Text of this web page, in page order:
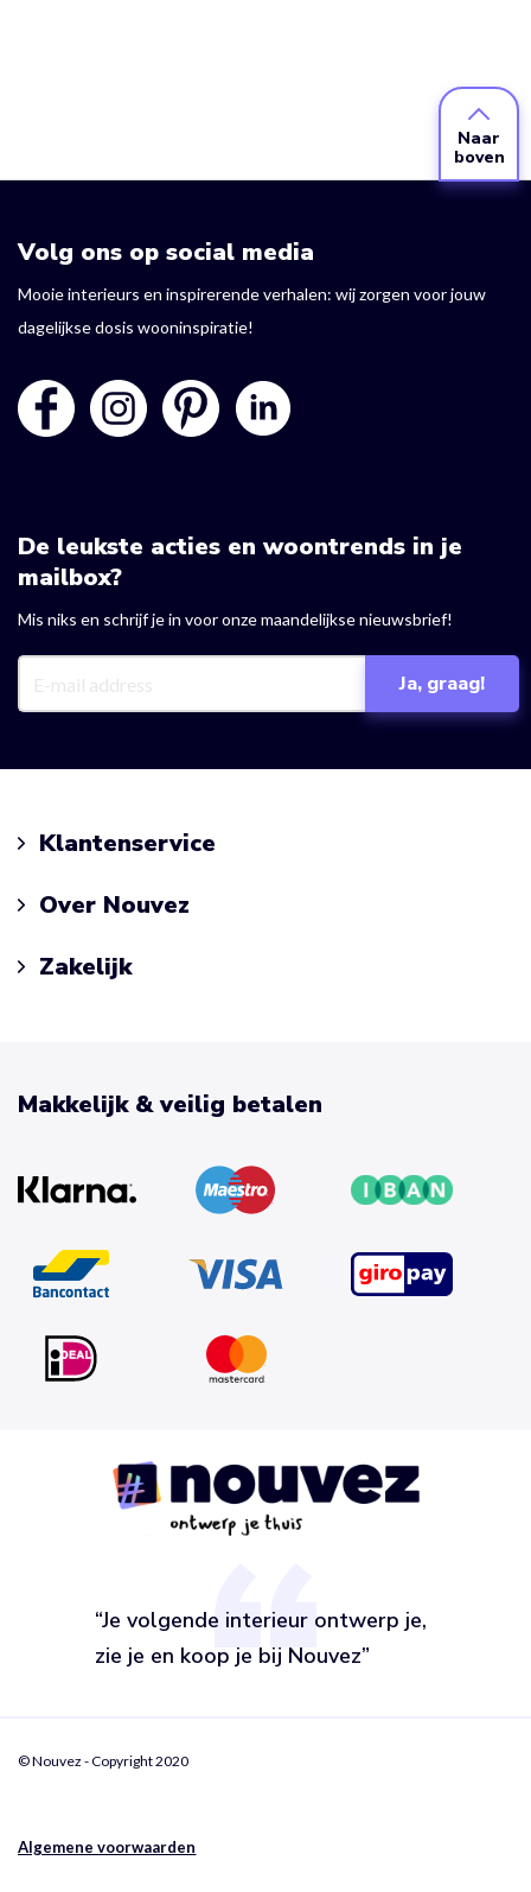
Naar
boven
Volg ons op social media
Mooie interieurs en inspirerende verhalen: wij zorgen voor jouw
dagelijkse dosis wooninspiratie!
De leukste acties en woontrends in je
mailbox?
Mis niks en schrijf je in voor onze maandelijkse nieuwsbrief!
Klantenservice
Over Nouvez
Zakelijk
“Je volgende interieur ontwerp je,
zie je en koop je bij Nouvez”
Makkelijk & veilig betalen
© Nouvez - Copyright 2020
Algemene voorwaarden